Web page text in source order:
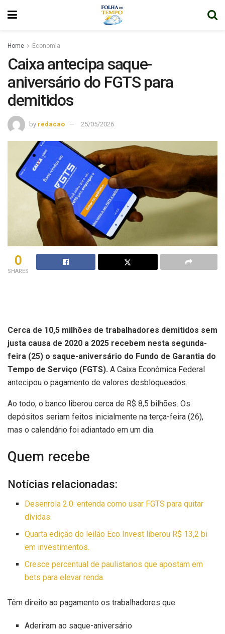
Home Economia
Caixa antecipa saque-
aniversário do FGTS para
demitidos
by redacao 25/05/2026
0
SHARES
Cerca de 10,5 milhões de trabalhadores demitidos sem
justa causa de 2020 a 2025 recebem nesta segunda-
feira (25) o saque-aniversário do Fundo de Garantia do
Tempo de Serviço (FGTS). A Caixa Econômica Federal
antecipou o pagamento de valores desbloqueados.
Ao todo, o banco liberou cerca de R$ 8,5 bilhões. Os
depósitos seriam feitos inicialmente na terça-feira (26),
mas o calendário foi adiantado em um dia.
Quem recebe
Notícias relacionadas:
Desenrola 2.0: entenda como usar FGTS para quitar
dívidas.
Quarta edição do leilão Eco Invest liberou R$ 13,2 bi
em investimentos.
Cresce percentual de paulistanos que apostam em
bets para elevar renda.
Têm direito ao pagamento os trabalhadores que:
Aderiram ao saque-aniversário